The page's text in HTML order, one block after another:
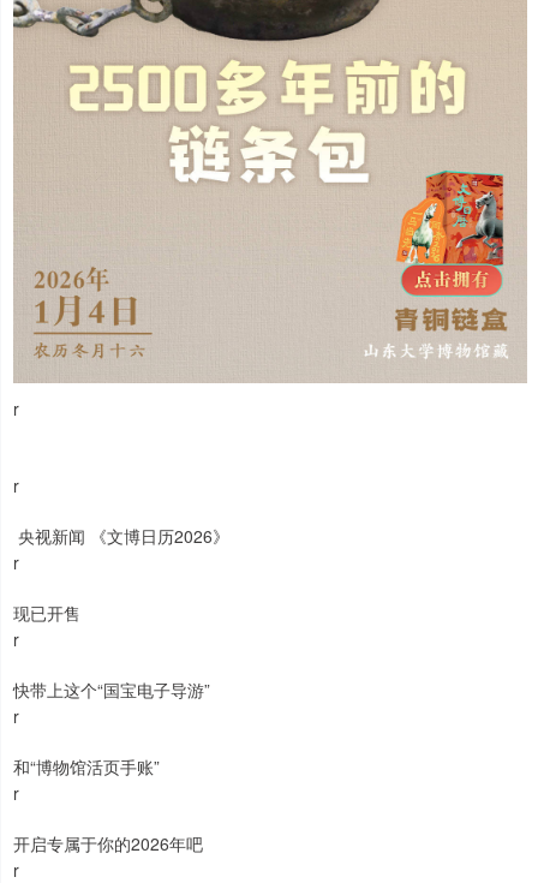
r
r
央视新闻 《文博日历2026》
r
现已开售
r
快带上这个“国宝电子导游”
r
和“博物馆活页手账”
r
开启专属于你的2026年吧
r